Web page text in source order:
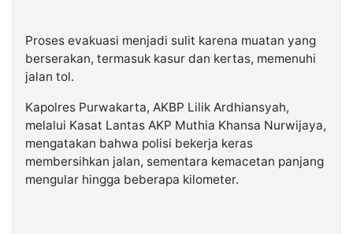
Proses evakuasi menjadi sulit karena muatan yang
berserakan, termasuk kasur dan kertas, memenuhi
jalan tol.
Kapolres Purwakarta, AKBP Lilik Ardhiansyah,
melalui Kasat Lantas AKP Muthia Khansa Nurwijaya,
mengatakan bahwa polisi bekerja keras
membersihkan jalan, sementara kemacetan panjang
mengular hingga beberapa kilometer.